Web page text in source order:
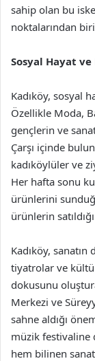
sahip olan bu
noktalarından
Sosyal Hayat ve
Kadıköy, sosyal
Özellikle Moda,
gençlerin ve
Çarşı içinde
kadıköylüler ve
Her hafta sonu
ürünlerini
ürünlerin
Kadıköy,
tiyatrolar ve
dokusunu
Merkezi ve
sahne aldığı
müzik festivaline
hem bilinen